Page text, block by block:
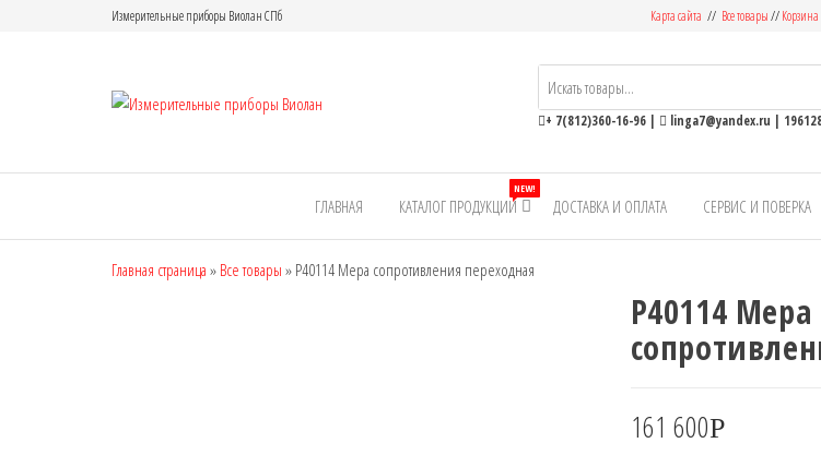
Измерительные приборы Виолан СПб Карта сайта // Все товары//Корзина
Измерительные
Виолан
+ 7(812)360-16-96 | linga7@yandex.ru |
ГЛАВНАЯ КАТАЛОГ ПРОДУКЦИИ
NEW!
ДОСТАВКА И ОПЛАТА СЕРВИС И ПОВЕРКА
Главная страница » Все товары » Р40114 Мера сопротивления переходная
Р40114 Мера
161 600Р